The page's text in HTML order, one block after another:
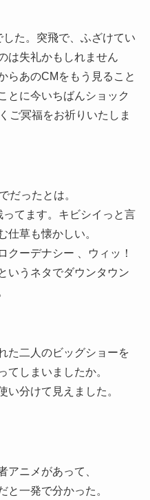
た。突飛で、ふざけてい
は失礼かもしれません
らあのCMをもう見ること
とに今いちばんショック
ご冥福をお祈りいたしま
だったとは。
てます。キビシイっと言
仕草も懐かしい。
クーデナシー 、ウィッ！
いうネタでダウンタウン
た二人のビッグショーを
てしまいましたか。
い分けて見えました。
アニメがあって、
と一発で分かった。